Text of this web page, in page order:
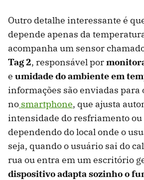
Outro detalhe interessante é
depende apenas da
acompanha um sensor
Tag 2, responsável por
e umidade do ambiente em
informações são enviadas para
no smartphone, que ajusta
intensidade do resfriamento
dependendo do local onde o
seja, quando o usuário sai do
rua ou entra em um escritório
dispositivo adapta sozinho o